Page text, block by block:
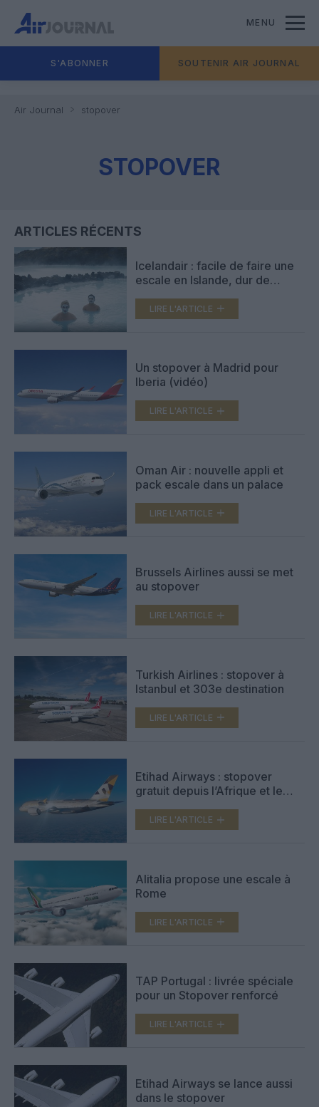
MENU
S'ABONNER SOUTENIR AIR JOURNAL
Air Journal stopover
STOPOVER
ARTICLES RÉCENTS
Icelandair : facile de faire une
escale en Islande, dur de
LIRE L'ARTICLE
Un stopover à Madrid pour
Iberia (vidéo)
LIRE L'ARTICLE
Oman Air : nouvelle appli et
pack escale dans un palace
LIRE L'ARTICLE
Brussels Airlines aussi se met
au stopover
LIRE L'ARTICLE
Turkish Airlines : stopover à
Istanbul et 303e destination
LIRE L'ARTICLE
Etihad Airways : stopover
gratuit depuis l’Afrique et le
LIRE L'ARTICLE
Alitalia propose une escale à
Rome
LIRE L'ARTICLE
TAP Portugal : livrée spéciale
pour un Stopover renforcé
LIRE L'ARTICLE
Etihad Airways se lance aussi
dans le stopover